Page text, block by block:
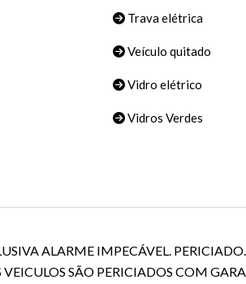
Trava elétrica
Veículo quitado
Vidro elétrico
Vidros Verdes
ALARME IMPECÁVEL.
SÃO PERICIADOS COM